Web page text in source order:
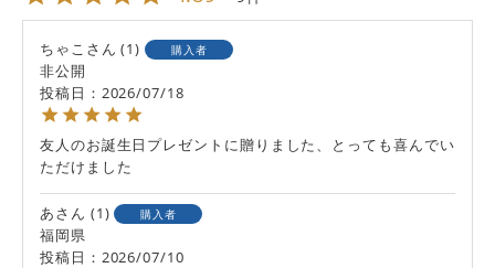
ちゃこ 1 購入者
非公開
投稿日
2026/07/18
友人のお誕生日プレゼントに贈りました、とっても喜んでい
ただけました
あ 1 購入者
福岡県
投稿日
2026/07/10